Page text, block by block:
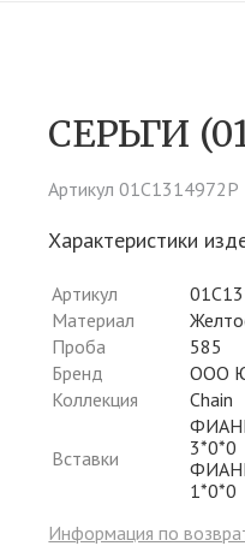
СЕРЬГИ
Артикул 01С1314972Р
Характеристики
Артикул
Материал
Проба
585
Бренд
ООО
Коллекция
Chain
Вставки
3*0*0
1*0*0
Информация по